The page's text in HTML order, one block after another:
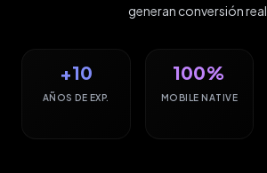
generan conversión real.
+10
AÑOS DE EXP.
100%
MOBILE NATIVE